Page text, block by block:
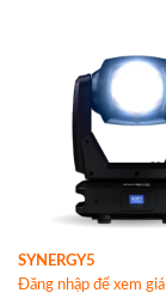
SYNERGY5
Đăng nhập để xem giá